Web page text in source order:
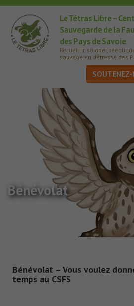
Le Tétras Libre –
Sauvegarde de la
des Pays de Savoie
Recueillir, soigner,
sauvage en détresse des
SOUTENEZ-
Bénévolat
Bénévolat – Vous voulez
temps au CSFS